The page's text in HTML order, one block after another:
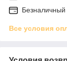
Безналичный
Все условия